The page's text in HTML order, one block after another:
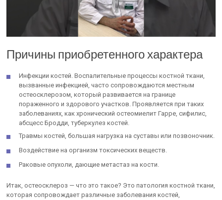
Причины приобретенного характера
Инфекции костей. Воспалительные процессы костной ткани,
вызванные инфекцией, часто сопровождаются местным
остеосклерозом, который развивается на границе
пораженного и здорового участков. Проявляется при таких
заболеваниях, как хронический остеомиелит Гарре, сифилис,
абсцесс Бродди, туберкулез костей.
Травмы костей, большая нагрузка на суставы или позвоночник.
Воздействие на организм токсических веществ.
Раковые опухоли, дающие метастаз на кости.
Итак, остеосклероз — что это такое? Это патология костной ткани,
которая сопровождает различные заболевания костей,